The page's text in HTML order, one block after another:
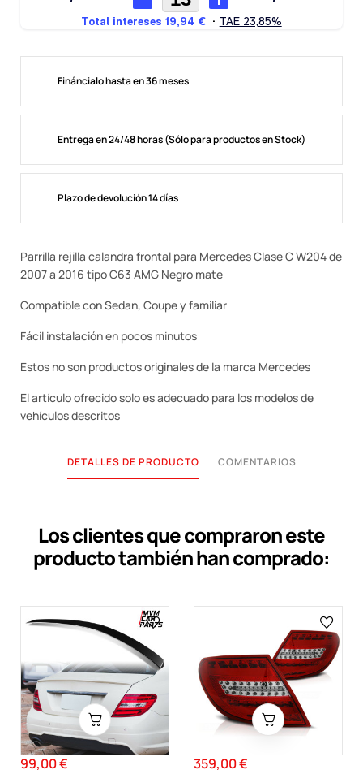
Fináncialo hasta en 36 meses
Entrega en 24/48 horas (Sólo para productos en Stock)
Plazo de devolución 14 días
Parrilla rejilla calandra frontal para Mercedes Clase C W204 de
2007 a 2016 tipo C63 AMG Negro mate
Compatible con Sedan, Coupe y familiar
Fácil instalación en pocos minutos
Estos no son productos originales de la marca Mercedes
El artículo ofrecido solo es adecuado para los modelos de
vehículos descritos
DETALLES DE PRODUCTO COMENTARIOS
Los clientes que compraron este
producto también han comprado:
Precio
99,00 € Precio
359,00 €